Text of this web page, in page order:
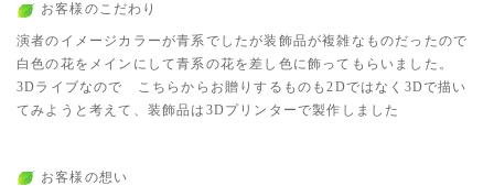
お客様のこだわり
演者のイメージカラーが青系でしたが装飾品が複雑なものだったので
白色の花をメインにして青系の花を差し色に飾ってもらいました。
3Dライブなので こちらからお贈りするものも2Dではなく3Dで描い
てみようと考えて、装飾品は3Dプリンターで製作しました
お客様の想い